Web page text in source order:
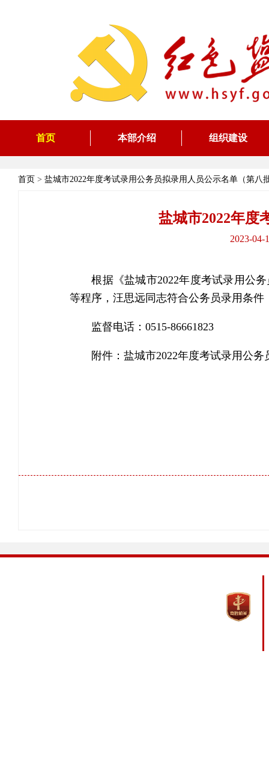
首页 本部介绍 组织建设
首页 > 盐城市2022年度考试录用公务员拟录用人员公示名单（第八
盐城市2022年度
2023-
根据《盐城市2022年度考试录用公
等程序，汪思远同志符合公务员录用条件
监督电话：0515-86661823
附件：盐城市2022年度考试录用公务